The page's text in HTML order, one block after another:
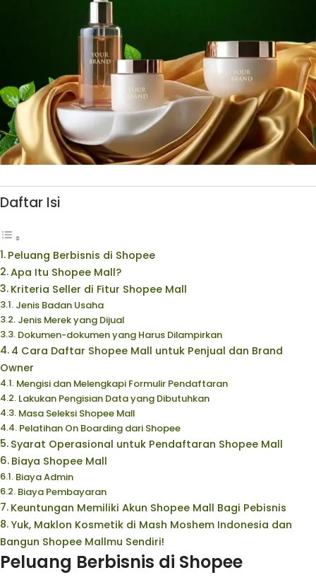
Daftar Isi
Peluang Berbisnis di Shopee
Apa Itu Shopee Mall?
Kriteria Seller di Fitur Shopee Mall
Jenis Badan Usaha
Jenis Merek yang Dijual
Dokumen-dokumen yang Harus Dilampirkan
4 Cara Daftar Shopee Mall untuk Penjual dan Brand
Owner
Mengisi dan Melengkapi Formulir Pendaftaran
Lakukan Pengisian Data yang Dibutuhkan
Masa Seleksi Shopee Mall
Pelatihan On Boarding dari Shopee
Syarat Operasional untuk Pendaftaran Shopee Mall
Biaya Shopee Mall
Biaya Admin
Biaya Pembayaran
Keuntungan Memiliki Akun Shopee Mall Bagi Pebisnis
Yuk, Maklon Kosmetik di Mash Moshem Indonesia dan
Bangun Shopee Mallmu Sendiri!
Peluang Berbisnis di Shopee